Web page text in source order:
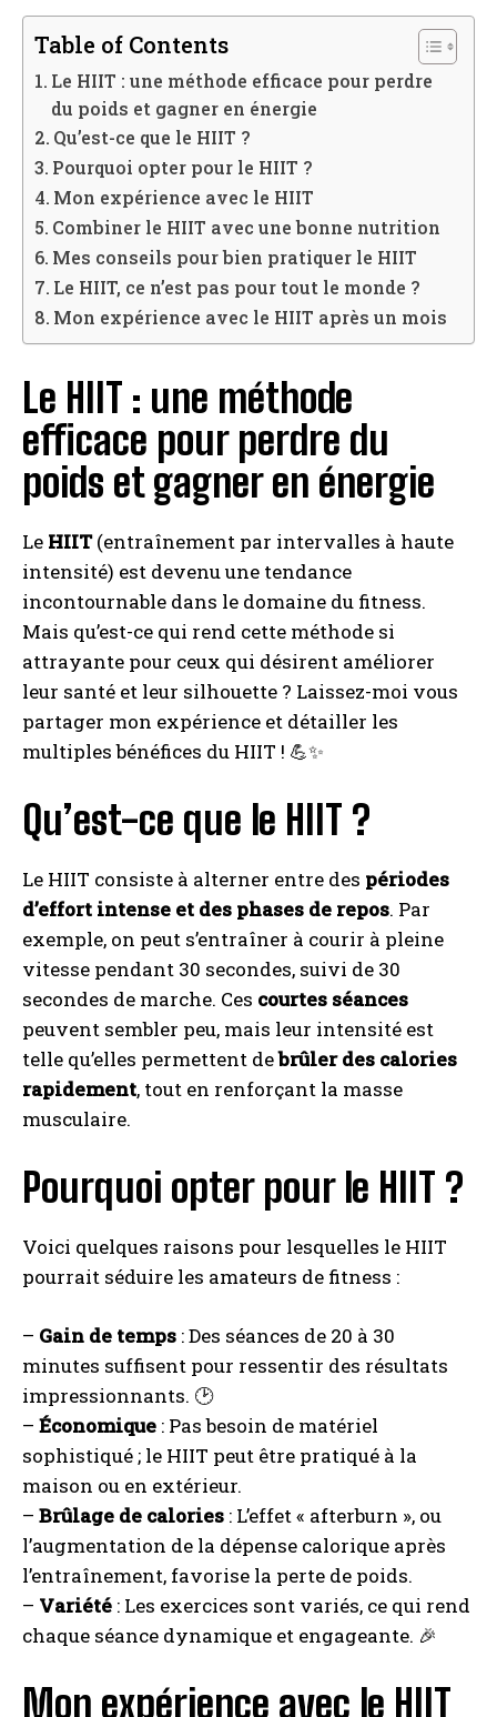
Table of Contents
Le HIIT : une méthode efficace pour perdre
du poids et gagner en énergie
Qu’est-ce que le HIIT ?
Pourquoi opter pour le HIIT ?
Mon expérience avec le HIIT
Combiner le HIIT avec une bonne nutrition
Mes conseils pour bien pratiquer le HIIT
Le HIIT, ce n’est pas pour tout le monde ?
Mon expérience avec le HIIT après un mois
Le HIIT : une méthode
efficace pour perdre du
poids et gagner en énergie
Le HIIT(entraînement par intervalles à haute
intensité) est devenu une tendance
incontournable dans le domaine du fitness.
Mais qu’est-ce qui rend cette méthode si
attrayante pour ceux qui désirent améliorer
leur santé et leur silhouette ? Laissez-moi vous
partager mon expérience et détailler les
multiples bénéfices du HIIT ! 💪✨
Qu’est-ce que le HIIT ?
Le HIIT consiste à alterner entre des périodes
d’effort intense et des phases de repos. Par
exemple, on peut s’entraîner à courir à pleine
vitesse pendant 30 secondes, suivi de 30
secondes de marche. Ces courtes séances
peuvent sembler peu, mais leur intensité est
telle qu’elles permettent debrûler des calories
rapidement, tout en renforçant la masse
musculaire.
Pourquoi opter pour le HIIT ?
Voici quelques raisons pour lesquelles le HIIT
pourrait séduire les amateurs de fitness :
– Gain de temps : Des séances de 20 à 30
minutes suffisent pour ressentir des résultats
impressionnants. 🕑
– Économique : Pas besoin de matériel
sophistiqué ; le HIIT peut être pratiqué à la
maison ou en extérieur.
– Brûlage de calories : L’effet « afterburn », ou
l’augmentation de la dépense calorique après
l’entraînement, favorise la perte de poids.
– Variété : Les exercices sont variés, ce qui rend
chaque séance dynamique et engageante. 🎉
Mon expérience avec le HIIT